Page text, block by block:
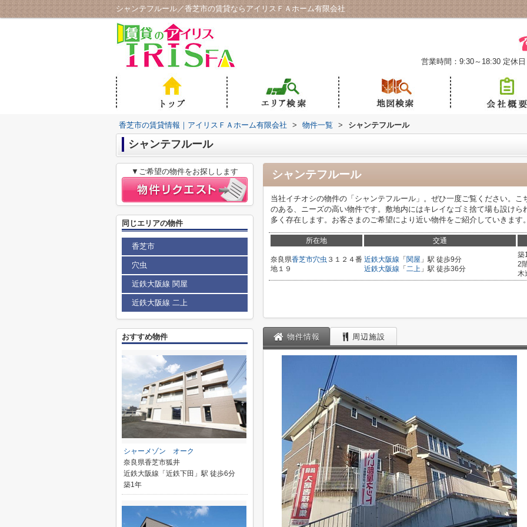
シャンテフルール／香芝市の賃貸ならアイリスＦＡホーム有限会社
営業時間：9:30～18:30 定休
香芝市の賃貸情報｜アイリスＦＡホーム有限会社 > 物件一覧 > シャンテフルール
シャンテフルール
シャンテフルール
当社イチオシの物件の「シャンテフルール」。ぜひ一度ご覧ください。
のある、ニーズの高い物件です。敷地内にはキレイなゴミ捨て場も設け
多く存在します。お客さまのご希望により近い物件をご紹介していきま
所在地 交通
奈良県香芝市穴虫 ３１２４番
地１９
近鉄大阪線 「 関屋 」駅 徒歩9分
近鉄大阪線 「 二上 」駅 徒歩36分
築
2
木
物件情報 周辺施設
▼ご希望の物件をお探しします
同じエリアの物件
香芝市
穴虫
近鉄大阪線 関屋
近鉄大阪線 二上
おすすめ物件
シャーメゾン オーク
奈良県香芝市狐井
近鉄大阪線「近鉄下田」駅 徒歩6分
築1年